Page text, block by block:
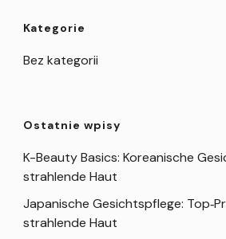
Kategorie
Bez kategorii
Ostatnie wpisy
K-Beauty Basics: Koreanische
strahlende Haut
Japanische Gesichtspflege:
strahlende Haut